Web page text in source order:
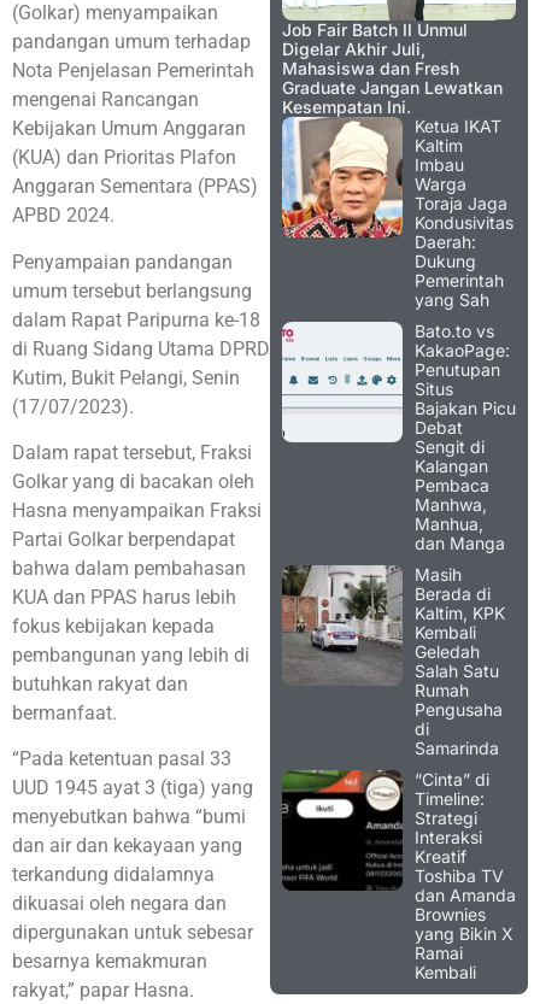
(Golkar) menyampaikan
pandangan umum terhadap
Nota Penjelasan Pemerintah
mengenai Rancangan
Kebijakan Umum Anggaran
(KUA) dan Prioritas Plafon
Anggaran Sementara (PPAS)
APBD 2024.
Penyampaian pandangan
umum tersebut berlangsung
dalam Rapat Paripurna ke-18
di Ruang Sidang Utama DPRD
Kutim, Bukit Pelangi, Senin
(17/07/2023).
Dalam rapat tersebut, Fraksi
Golkar yang di bacakan oleh
Hasna menyampaikan Fraksi
Partai Golkar berpendapat
bahwa dalam pembahasan
KUA dan PPAS harus lebih
fokus kebijakan kepada
pembangunan yang lebih di
butuhkan rakyat dan
bermanfaat.
“Pada ketentuan pasal 33
UUD 1945 ayat 3 (tiga) yang
menyebutkan bahwa “bumi
dan air dan kekayaan yang
terkandung didalamnya
dikuasai oleh negara dan
dipergunakan untuk sebesar
besarnya kemakmuran
rakyat,” papar Hasna.
Job Fair Batch II Unmul
Digelar Akhir Juli,
Mahasiswa dan Fresh
Graduate Jangan Lewatkan
Kesempatan Ini.
Ketua IKAT
Kaltim
Imbau
Warga
Toraja Jaga
Kondusivitas
Daerah:
Dukung
Pemerintah
yang Sah
Bato.to vs
KakaoPage:
Penutupan
Situs
Bajakan Picu
Debat
Sengit di
Kalangan
Pembaca
Manhwa,
Manhua,
dan Manga
Masih
Berada di
Kaltim, KPK
Kembali
Geledah
Salah Satu
Rumah
Pengusaha
di
Samarinda
“Cinta” di
Timeline:
Strategi
Interaksi
Kreatif
Toshiba TV
dan Amanda
Brownies
yang Bikin X
Ramai
Kembali